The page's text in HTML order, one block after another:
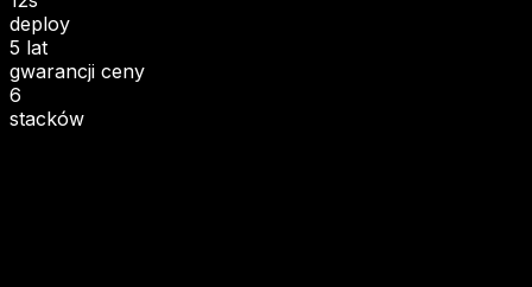
deploy
5 lat
gwarancji ceny
6
stacków